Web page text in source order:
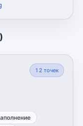
12 точек